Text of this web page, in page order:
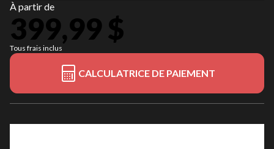
À partir de
399,99 $
Tous frais inclus
CALCULATRICE DE PAIEMENT